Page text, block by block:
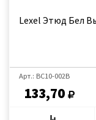
Lexel Этюд Бел
Арт.: BC10-002B
133,70